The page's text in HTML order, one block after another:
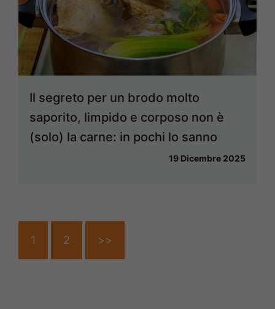
Il segreto per un brodo molto
saporito, limpido e corposo non è
(solo) la carne: in pochi lo sanno
19 Dicembre 2025
1 2 >>